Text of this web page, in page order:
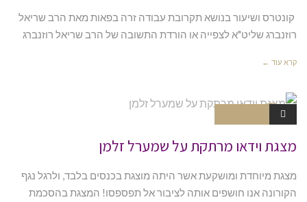
קונטרס ושיעור בנושא תקרובת עבודה זרה בפאות מאת הרב שריאל
רוזנברג שליט"א לצפייה או הורדת התשובה של הרב שריאל רוזנברג
קרא עוד ←
מצגת וידאו מרתקת על שמערל זלמן
מצגת מיוחדת ומושקעת אשר היתה מוצגת בכנסים בלבד, ולרגל נגף
הקורונה אנו חושפים אותה לציבור אל תפספסו! המצגת בהסכמת